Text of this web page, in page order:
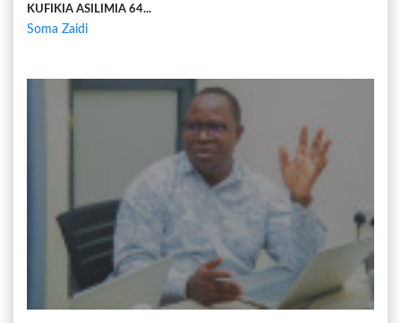
KUFIKIA ASILIMIA 64...
Soma Zaidi